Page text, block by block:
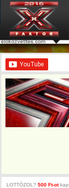
LOTTÓZOL? 500 Ft-ot